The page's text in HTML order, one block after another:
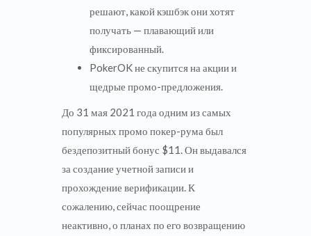
решают, какой кэшбэк они хотят
получать — плавающий или
фиксированный.
PokerOK не скупится на акции и
щедрые промо-предложения.
До 31 мая 2021 года одним из самых
популярных промо покер-рума был
бездепозитный бонус $11. Он выдавался
за создание учетной записи и
прохождение верификации. К
сожалению, сейчас поощрение
неактивно, о планах по его возвращению